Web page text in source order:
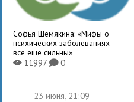
Софья Шемякина: «Мифы о
психических заболеваниях
все еще сильны»
X11997K0
23 июня, 21:09